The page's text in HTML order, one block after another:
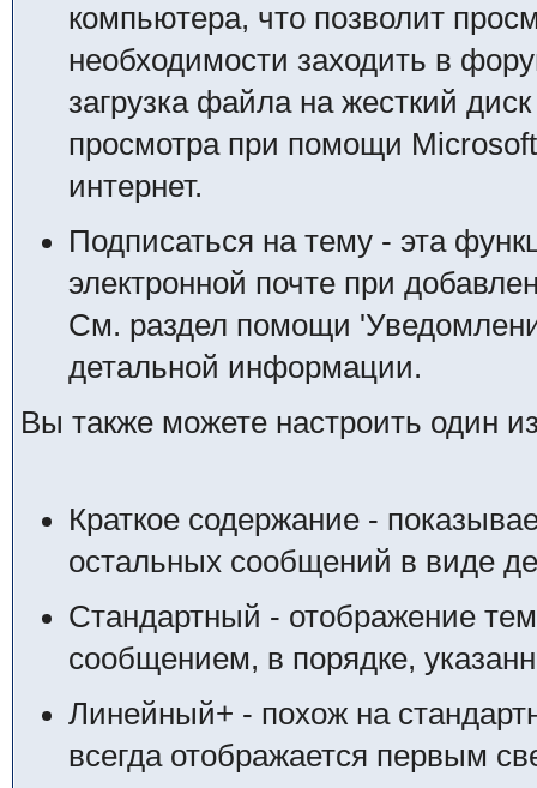
компьютера, что позволит
необходимости заходить в
загрузка файла на жесткий
просмотра при помощи
интернет.
Подписаться на тему - эта
электронной почте при
См. раздел помощи
детальной информации.
Вы также можете настроить один
Краткое содержание -
остальных сообщений в виде
Стандартный - отображение
сообщением, в порядке,
Линейный+ - похож на
всегда отображается первым